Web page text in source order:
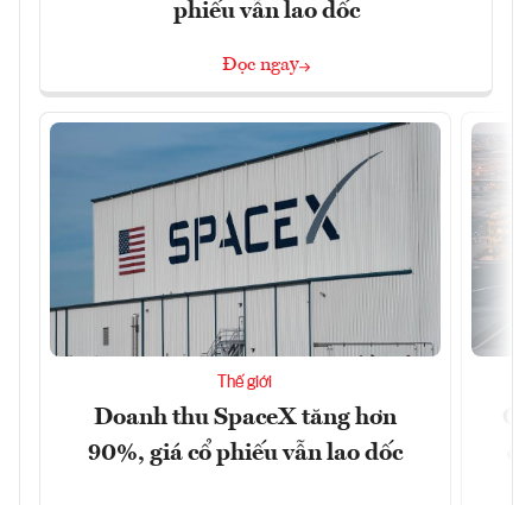
phiếu vẫn lao dốc
Đọc ngay
Thế giới
Doanh thu SpaceX tăng hơn
90%, giá cổ phiếu vẫn lao dốc